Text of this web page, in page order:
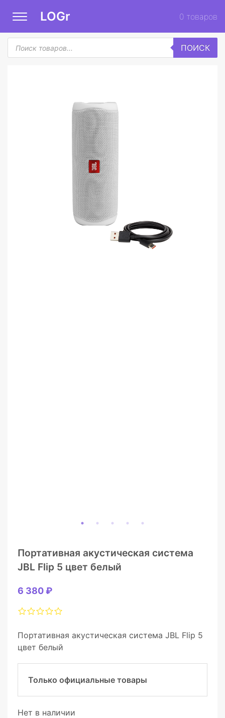
LOGr 0 товаров
Поиск
товаров
ПОИСК
Портативная акустическая система
JBL Flip 5 цвет белый
6 380 ₽
Портативная акустическая система JBL Flip 5
цвет белый
Только официальные товары
Нет в наличии